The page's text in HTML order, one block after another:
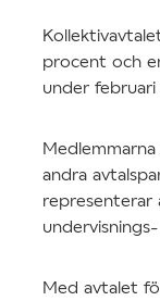
procent och
under februari
andra
representerar
Med avtalet